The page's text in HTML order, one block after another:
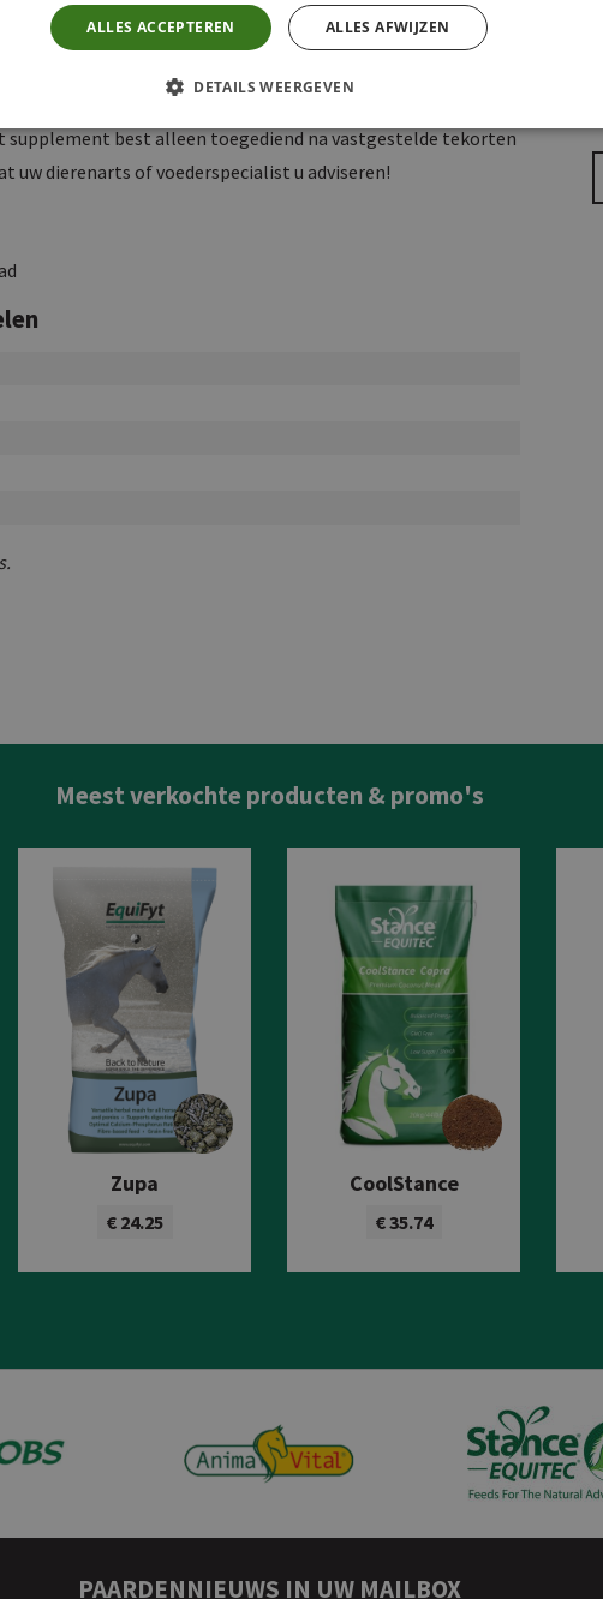
best alleen toegediend na vastgestelde tekorten
uw dierenarts of voederspecialist u adviseren!
Meest verkochte producten & promo's
Zupa
€ 24.25
CoolStance
€ 35.74
PAARDENNIEUWS IN UW MAILBOX
ALLES ACCEPTEREN ALLES AFWIJZEN
DETAILS WEERGEVEN